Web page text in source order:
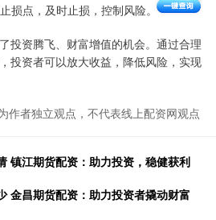
损点，及时止损，控制风险。
投资腾飞、财富增值的机会。通过合理
投资者可以放大收益，降低风险，实现
作者独立观点，不代表线上配资网观点
镇江期货配资：助力投资，稳健获利
金昌期货配资：助力投资者撬动财富